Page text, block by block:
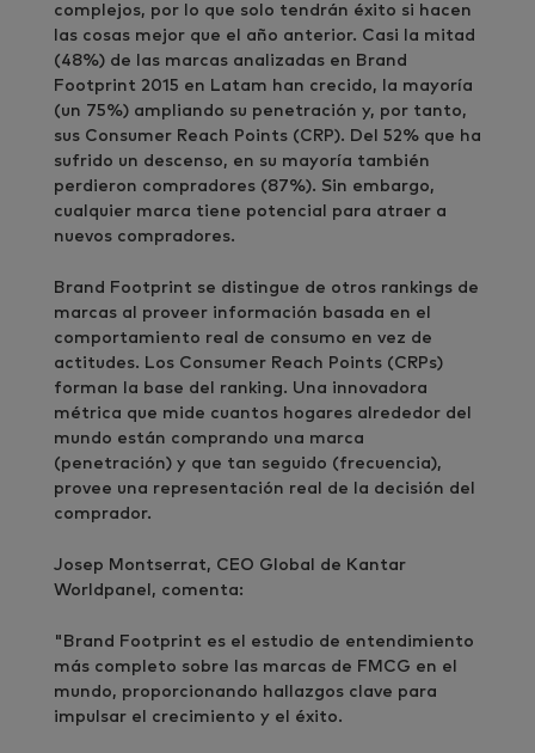
complejos, por lo que solo tendrán éxito si hacen
las cosas mejor que el año anterior. Casi la mitad
(48%) de las marcas analizadas en Brand
Footprint 2015 en Latam han crecido, la mayoría
(un 75%) ampliando su penetración y, por tanto,
sus Consumer Reach Points (CRP). Del 52% que ha
sufrido un descenso, en su mayoría también
perdieron compradores (87%). Sin embargo,
cualquier marca tiene potencial para atraer a
nuevos compradores.
Brand Footprint se distingue de otros rankings de
marcas al proveer información basada en el
comportamiento real de consumo en vez de
actitudes. Los Consumer Reach Points (CRPs)
forman la base del ranking. Una innovadora
métrica que mide cuantos hogares alrededor del
mundo están comprando una marca
(penetración) y que tan seguido (frecuencia),
provee una representación real de la decisión del
comprador.
Josep Montserrat, CEO Global de Kantar
Worldpanel, comenta:
"Brand Footprint es el estudio de entendimiento
más completo sobre las marcas de FMCG en el
mundo, proporcionando hallazgos clave para
impulsar el crecimiento y el éxito.